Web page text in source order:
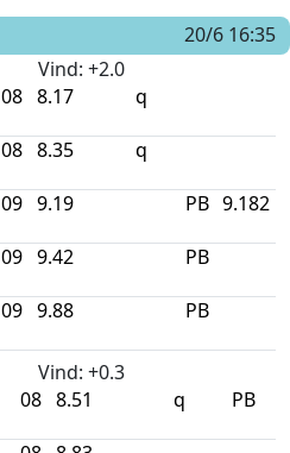
20/6 16:35
Vind: +2.0
08 8.17 q
08 8.35 q
09 9.19 PB 9.182
09 9.42 PB
09 9.88 PB
Vind: +0.3
08 8.51 q PB